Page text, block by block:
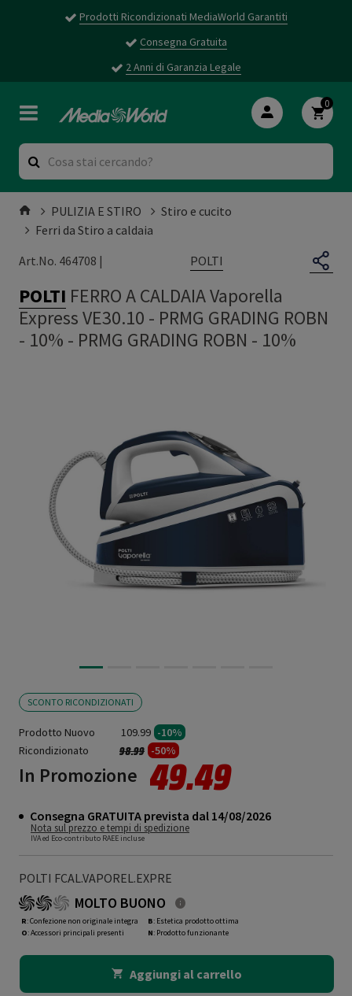
Prodotti Ricondizionati MediaWorld Garantiti
Consegna Gratuita
2 Anni di Garanzia Legale
0
PULIZIA E STIRO
Stiro e cucito
Ferri da Stiro a caldaia
Art.No. 464708 |
POLTI
POLTI FERRO A CALDAIA Vaporella
Express VE30.10 - PRMG GRADING ROBN
- 10% - PRMG GRADING ROBN - 10%
SCONTO RICONDIZIONATI
Prodotto Nuovo 109.99 -10%
Ricondizionato
Prezzo ridotto da
98.99a -50%
In Promozione 49.49
Consegna GRATUITA prevista dal 14/08/2026
Nota sul prezzo e tempi di spedizione
IVA ed Eco-contributo RAEE incluse
POLTI FCAL.VAPOREL.EXPRE
MOLTO BUONO
R: Confezione non originale integra
O: Accessori principali presenti
B: Estetica prodotto ottima
N: Prodotto funzionante
Aggiungi al carrello